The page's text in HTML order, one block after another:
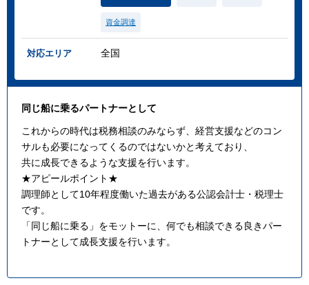
資金調達
対応エリア 全国
同じ船に乗るパートナーとして
これからの時代は税務相談のみならず、経営支援などのコン
サルも必要になってくるのではないかと考えており、
共に成長できるような支援を行います。
★アピールポイント★
調理師として10年程度働いた過去がある公認会計士・税理士
です。
「同じ船に乗る」をモットーに、何でも相談できる良きパー
トナーとして成長支援を行います。